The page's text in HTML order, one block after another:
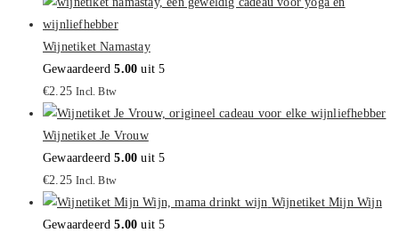
Wijnetiket Namastay
Gewaardeerd5.00 uit 5
€2.25 Incl. Btw
Wijnetiket Je Vrouw
Gewaardeerd5.00 uit 5
€2.25 Incl. Btw
Wijnetiket Mijn Wijn
Gewaardeerd5.00 uit 5